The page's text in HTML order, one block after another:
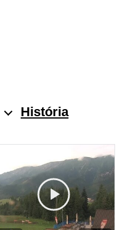
História